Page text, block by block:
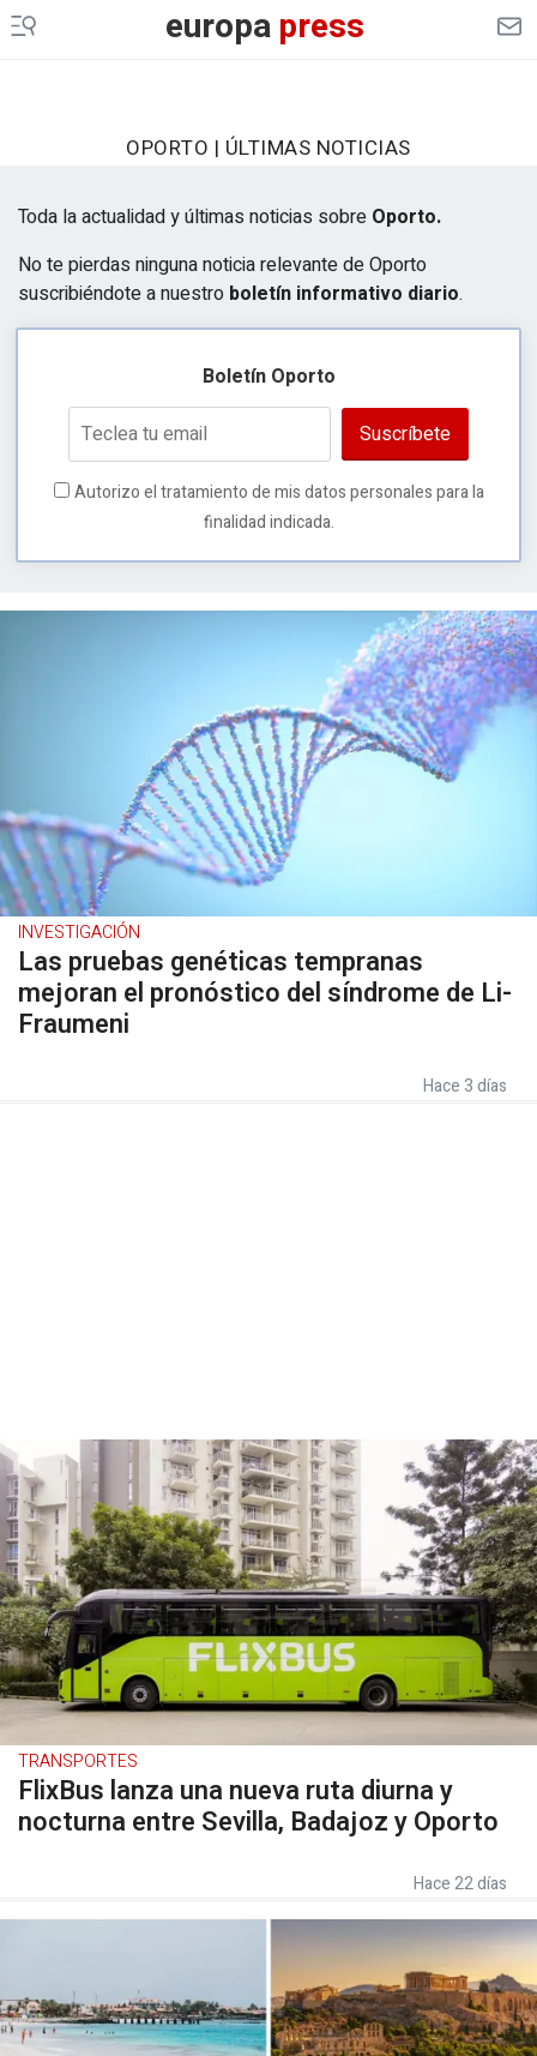
europapress
OPORTO | ÚLTIMAS NOTICIAS
Toda la actualidad y últimas noticias sobre Oporto.
No te pierdas ninguna noticia relevante de Oporto
suscribiéndote a nuestro boletín informativo diario.
Boletín Oporto
Suscríbete
Autorizo el tratamiento de mis datos personales para la
finalidad indicada.
INVESTIGACIÓN
Las pruebas genéticas tempranas
mejoran el pronóstico del síndrome de Li-
Fraumeni
Hace 3 días
TRANSPORTES
FlixBus lanza una nueva ruta diurna y
nocturna entre Sevilla, Badajoz y Oporto
Hace 22 días